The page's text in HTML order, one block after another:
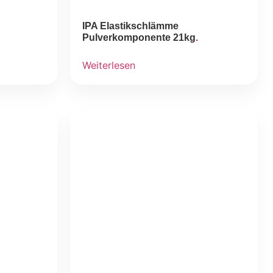
IPA Elastikschlämme
Pulverkomponente 21kg
Weiterlesen